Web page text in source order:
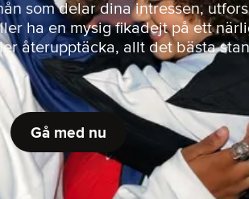
som delar dina intressen,
ha en mysig fikadejt på ett
återupptäcka, allt det bästa
Gå med nu